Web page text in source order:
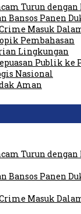
Turun
Bansos Panen
Masuk
Pembahasan
Lingkungan
Publik ke
Nasional
Aman
Turun
Bansos Panen
Masuk